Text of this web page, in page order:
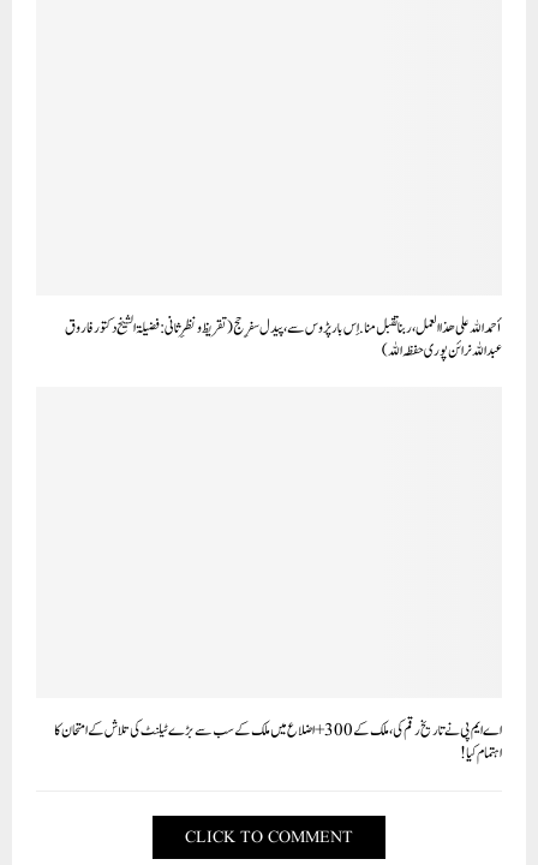
أحمد الله على هذا العمل، ربنا تقبل منا. اِس بار پڑوس سے، پیدل سفرِ حج (تقریظ و نظرِ ثانی: فضیلۃ الشیخ دکتور فاروق
عبداللہ نرائن پوری حفظہ اللہ)
اے ایم پی نے تاریخ رقم کی، ملک کے 300+ اضلاع میں ملک کے سب سے بڑے ٹیلنٹ کی تلاش کے امتحان کا
اہتمام کیا!
CLICK TO COMMENT